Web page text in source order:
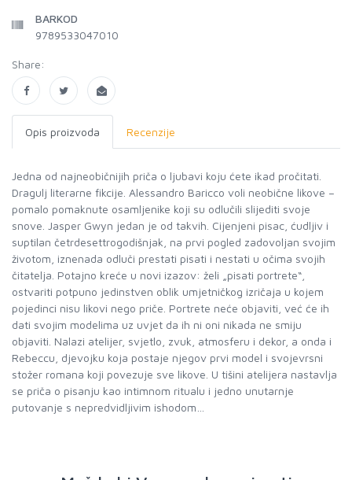
BARKOD
9789533047010
Share:
Opis proizvoda Recenzije
Jedna od najneobičnijih priča o ljubavi koju ćete ikad pročitati.
Dragulj literarne fikcije. Alessandro Baricco voli neobične likove –
pomalo pomaknute osamljenike koji su odlučili slijediti svoje
snove. Jasper Gwyn jedan je od takvih. Cijenjeni pisac, ćudljiv i
suptilan četrdesettrogodišnjak, na prvi pogled zadovoljan svojim
životom, iznenada odluči prestati pisati i nestati u očima svojih
čitatelja. Potajno kreće u novi izazov: želi „pisati portrete“,
ostvariti potpuno jedinstven oblik umjetničkog izričaja u kojem
pojedinci nisu likovi nego priče. Portrete neće objaviti, već će ih
dati svojim modelima uz uvjet da ih ni oni nikada ne smiju
objaviti. Nalazi atelijer, svjetlo, zvuk, atmosferu i dekor, a onda i
Rebeccu, djevojku koja postaje njegov prvi model i svojevrsni
stožer romana koji povezuje sve likove. U tišini atelijera nastavlja
se priča o pisanju kao intimnom ritualu i jedno unutarnje
putovanje s nepredvidljivim ishodom…